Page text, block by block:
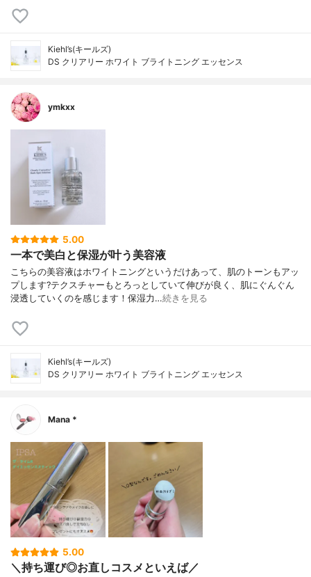
Kiehl’s(キールズ)
DS クリアリー ホワイト ブライトニング エッセンス
ymkxx
5.00
一本で美白と保湿が叶う美容液
こちらの美容液はホワイトニングというだけあって、肌のトーンもアッ
プします?テクスチャーもとろっとしていて伸びが良く、肌にぐんぐん
浸透していくのを感じます！保湿力…続きを見る
Kiehl’s(キールズ)
DS クリアリー ホワイト ブライトニング エッセンス
Mana *
5.00
＼持ち運び◎お直しコスメといえば／